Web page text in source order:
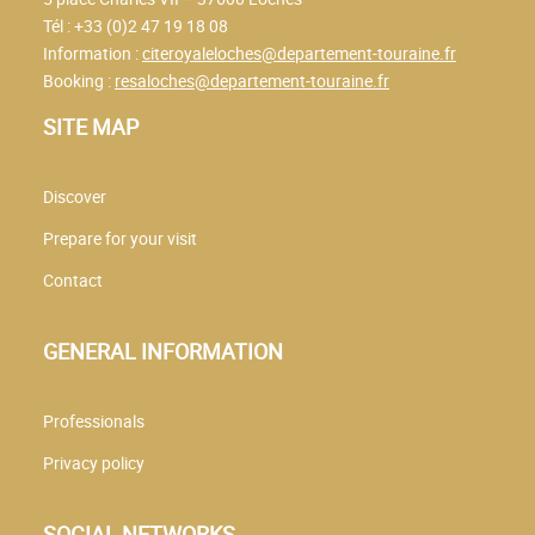
Tél : +33 (0)2 47 19 18 08
Information :citeroyaleloches@departement-touraine.fr
Booking : resaloches@departement-touraine.fr
SITE MAP
Discover
Prepare for your visit
Contact
GENERAL INFORMATION
Professionals
Privacy policy